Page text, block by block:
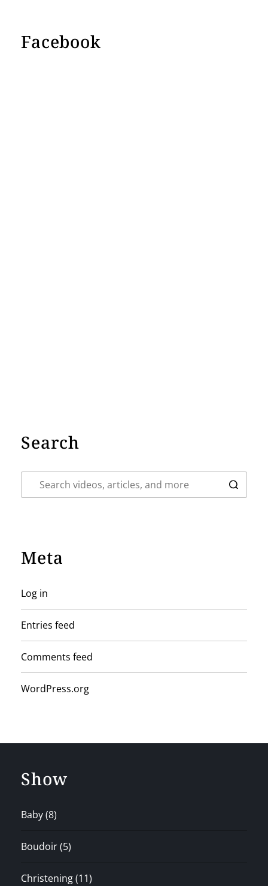
Facebook
Search
Meta
Log in
Entries feed
Comments feed
WordPress.org
Show
Baby(8)
Boudoir(5)
Christening(11)